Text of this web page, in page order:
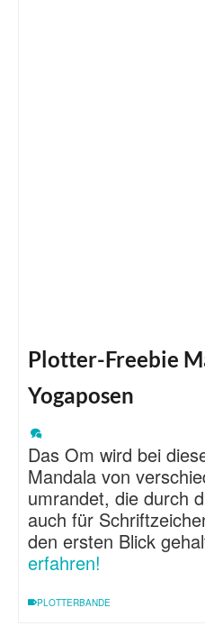
Plotter-Freebie
Yogaposen
Das Om wird bei
Mandala von
umrandet, die durch
auch für
den ersten Blick
erfahren!
PLOTTERBANDE